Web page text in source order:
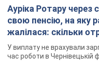
Ауріка Ротару через
свою пенсію, на яку
жалілася: скільки
співачка
У виплату не врахували
час роботи в Чернівецькій